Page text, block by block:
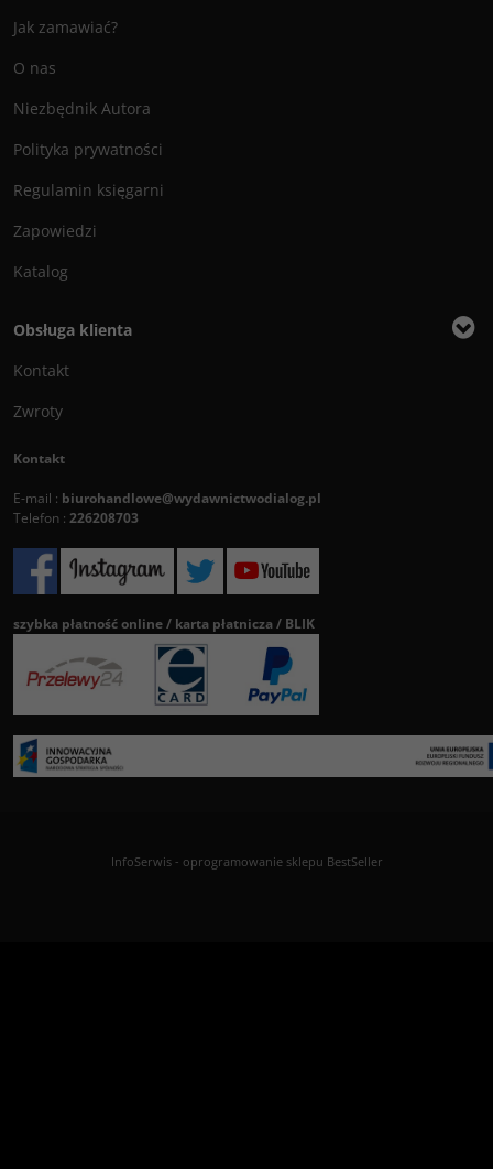
Jak zamawiać?
O nas
Niezbędnik Autora
Polityka prywatności
Regulamin księgarni
Zapowiedzi
Katalog
Obsługa klienta
Kontakt
Zwroty
Kontakt
E-mail : biurohandlowe@wydawnictwodialog.pl
Telefon : 226208703
szybka płatność online / karta płatnicza / BLIK
InfoSerwis- oprogramowanie sklepu BestSeller